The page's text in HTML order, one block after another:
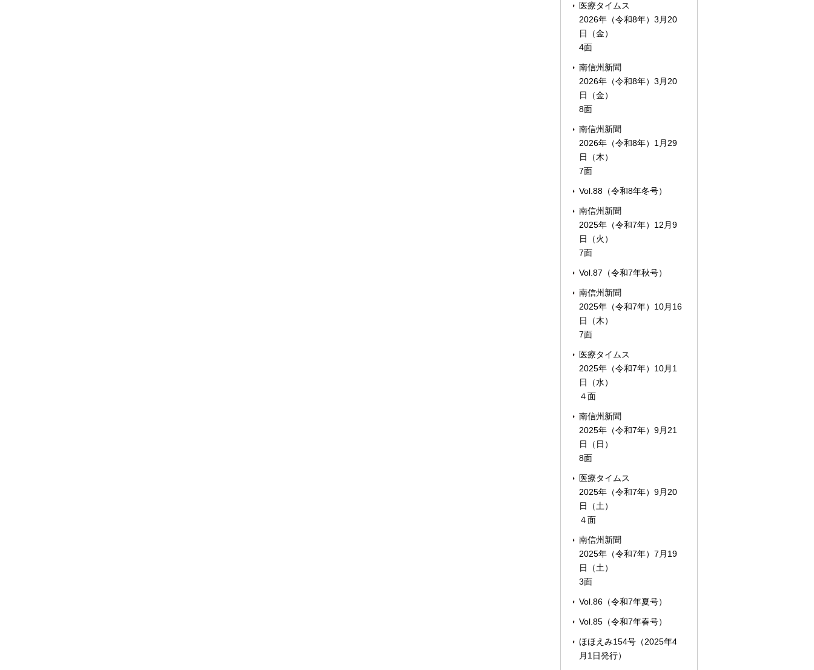
医療タイムス
2026年（令和8年）3月20
日（金）
4面
南信州新聞
2026年（令和8年）3月20
日（金）
8面
南信州新聞
2026年（令和8年）1月29
日（木）
7面
Vol.88（令和8年冬号）
南信州新聞
2025年（令和7年）12月9
日（火）
7面
Vol.87（令和7年秋号）
南信州新聞
2025年（令和7年）10月16
日（木）
7面
医療タイムス
2025年（令和7年）10月1
日（水）
４面
南信州新聞
2025年（令和7年）9月21
日（日）
8面
医療タイムス
2025年（令和7年）9月20
日（土）
４面
南信州新聞
2025年（令和7年）7月19
日（土）
3面
Vol.86（令和7年夏号）
Vol.85（令和7年春号）
ほほえみ154号（2025年4
月1日発行）